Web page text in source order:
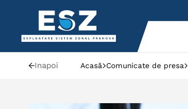
Inapoi Acasă Comunicate de presa